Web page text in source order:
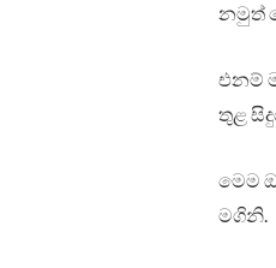
නමුත්
එනම්
තුළ
මෙම
මගිනි.